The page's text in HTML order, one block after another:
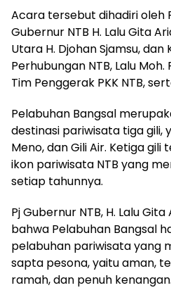
Acara tersebut dihadiri oleh
Gubernur NTB H. Lalu Gita
Utara H. Djohan Sjamsu, dan
Perhubungan NTB, Lalu
Tim Penggerak PKK NTB,
Pelabuhan Bangsal
destinasi pariwisata tiga gili,
Meno, dan Gili Air. Ketiga
ikon pariwisata NTB yang
setiap tahunnya.
Pj Gubernur NTB, H. Lalu
bahwa Pelabuhan Bangsal
pelabuhan pariwisata yang
sapta pesona, yaitu aman,
ramah, dan penuh kenangan.